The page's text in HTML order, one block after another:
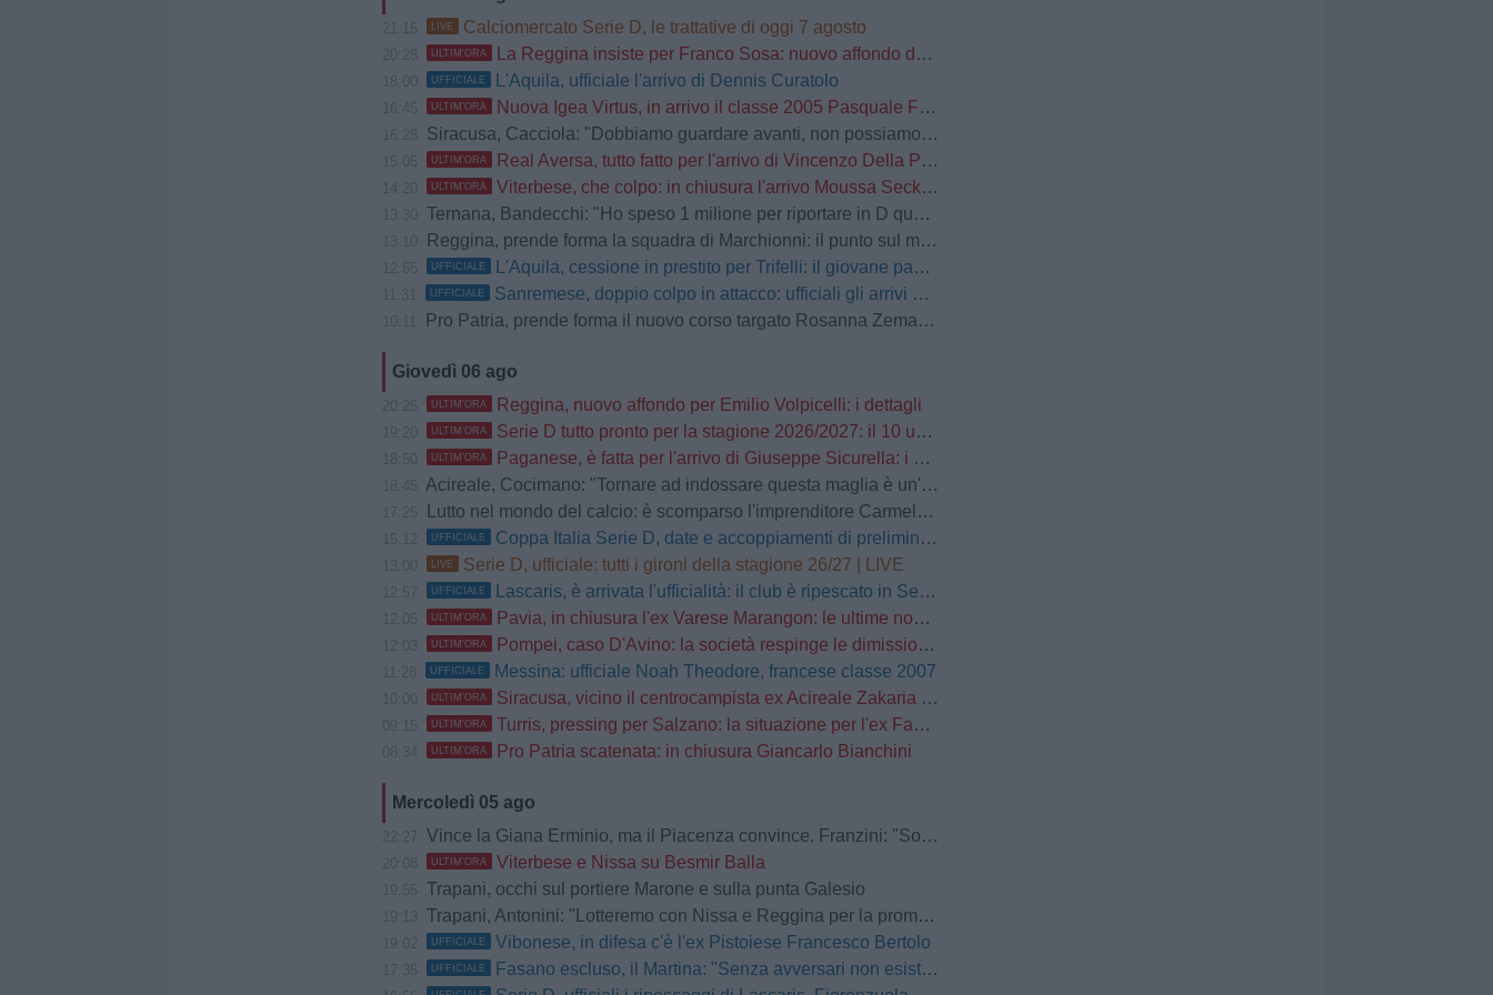
LIVE Calciomercato Serie D, le trattative di oggi 7 agosto
ULTIM'ORA La Reggina insiste per Franco Sosa: nuovo affondo del club amaranto
UFFICIALE L'Aquila, ufficiale l'arrivo di Dennis Curatolo
ULTIM'ORA Nuova Igea Virtus, in arrivo il classe 2005 Pasquale Faccetti
Siracusa, Cacciola: "Dobbiamo guardare avanti, non possiamo prenderci carico di quello che è successo lo scorso anno"
ULTIM'ORA Real Aversa, tutto fatto per l'arrivo di Vincenzo Della Pietra
ULTIM'ORA Viterbese, che colpo: in chiusura l'arrivo Moussa Seck Ndoye dal Livorno
Ternana, Bandecchi: "Ho speso 1 milione per riportare in D questa società"
Reggina, prende forma la squadra di Marchionni: il punto sul mercato
UFFICIALE L'Aquila, cessione in prestito per Trifelli: il giovane passa al Bologna
UFFICIALE Sanremese, doppio colpo in attacco: ufficiali gli arrivi di Ganz e Klimavičius
Pro Patria, prende forma il nuovo corso targato Rosanna Zema: la conferenza stampa
Giovedì 06 ago
ULTIM'ORA Reggina, nuovo affondo per Emilio Volpicelli: i dettagli
ULTIM'ORA Serie D tutto pronto per la stagione 2026/2027: il 10 usciranno i calendari
ULTIM'ORA Paganese, è fatta per l'arrivo di Giuseppe Sicurella: i dettagli
Acireale, Cocimano: "Tornare ad indossare questa maglia è un'emozione fortissima. Mi ha convinto la serietà della società"
Lutto nel mondo del calcio: è scomparso l'imprenditore Carmelo Cogliandro
UFFICIALE Coppa Italia Serie D, date e accoppiamenti di preliminari e primo turno
LIVE Serie D, ufficiale: tutti i gironi della stagione 26/27 | LIVE
UFFICIALE Lascaris, è arrivata l'ufficialità: il club è ripescato in Serie D
ULTIM'ORA Pavia, in chiusura l'ex Varese Marangon: le ultime novità
ULTIM'ORA Pompei, caso D'Avino: la società respinge le dimissioni del Direttore Generale
UFFICIALE Messina: ufficiale Noah Theodore, francese classe 2007
ULTIM'ORA Siracusa, vicino il centrocampista ex Acireale Zakaria Daqoune
ULTIM'ORA Turris, pressing per Salzano: la situazione per l'ex Fasano
ULTIM'ORA Pro Patria scatenata: in chiusura Giancarlo Bianchini
Mercoledì 05 ago
Vince la Giana Erminio, ma il Piacenza convince. Franzini: "Soddisfatto della prestazione"
ULTIM'ORA Viterbese e Nissa su Besmir Balla
Trapani, occhi sul portiere Marone e sulla punta Galesio
Trapani, Antonini: "Lotteremo con Nissa e Reggina per la promozione"
UFFICIALE Vibonese, in difesa c'è l'ex Pistoiese Francesco Bertolo
UFFICIALE Fasano escluso, il Martina: "Senza avversari non esistono grandi storie"